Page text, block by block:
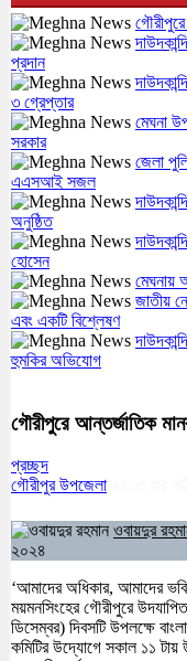
প্রদান
৩ গ্রেপ্তার
মেঘনা
সরকার
জেলা
এএসআই সজল
অনুষ্ঠিত
হোসেন
মেঘনায়
জাতীয়
এবং একটি বিশ্লেষণ
হুমকির অভিযোগ
গৌরীপুরে আন্তর্জাতিক
প্রচ্ছদ
গৌরীপুর উপজেলা
ওবায়দুর
২০২৪
‘আমাদের অধিকার, আমাদের
ময়মনসিংহের গৌরীপুরে
ডিসেম্বর) দিবসটি উপলক্ষে
কমিটির উদ্যোগে সকাল ১১